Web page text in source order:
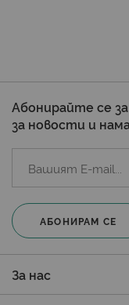
Абонирайте се
за новости и
АБОНИРАМ СЕ
За нас